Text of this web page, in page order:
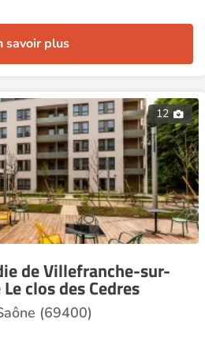
savoir plus
12
de Villefranche-sur-
clos des Cedres
(69400)